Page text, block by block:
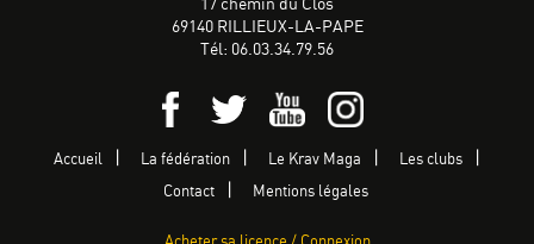
17 chemin du Clos
69140 RILLIEUX-LA-PAPE
Tél: 06.03.34.79.56
Accueil La fédération Le Krav Maga Les clubs
Contact Mentions légales